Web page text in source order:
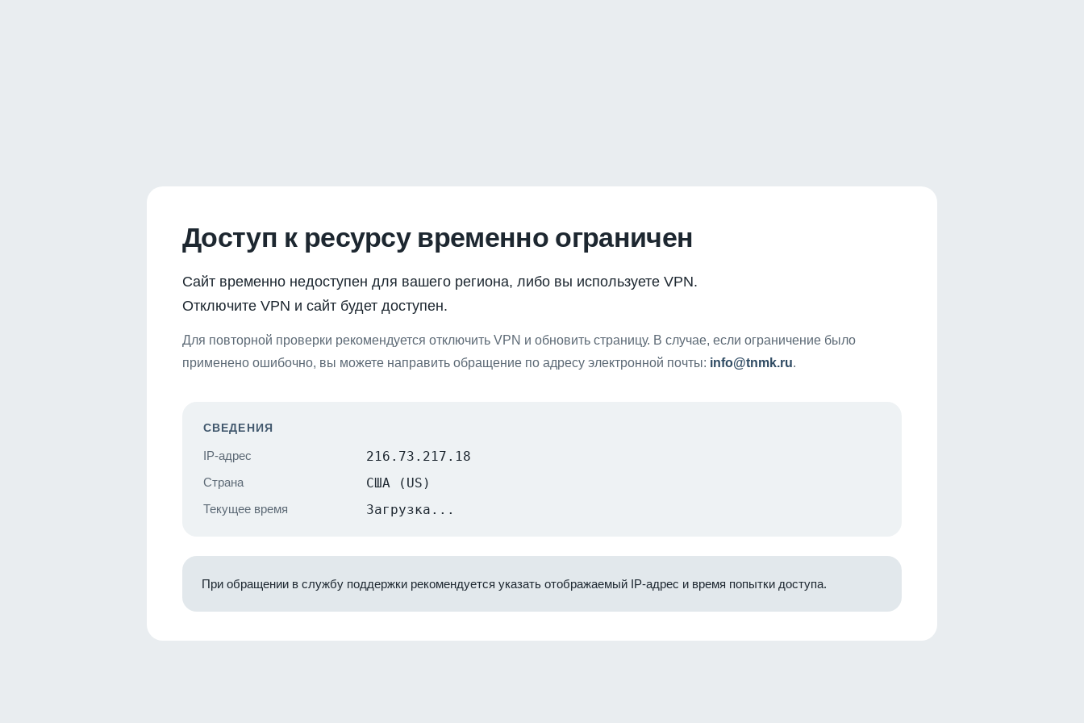
Доступ к ресурсу временно ограничен
Сайт временно недоступен для вашего региона, либо вы используете VPN.
Отключите VPN и сайт будет доступен.
Для повторной проверки рекомендуется отключить VPN и обновить страницу. В случае, если ограничение было
применено ошибочно, вы можете направить обращение по адресу электронной почты: info@tnmk.ru.
СВЕДЕНИЯ
IP-адрес 216.73.217.18
Страна США (US)
Текущее время Загрузка...
При обращении в службу поддержки рекомендуется указать отображаемый IP-адрес и время попытки доступа.